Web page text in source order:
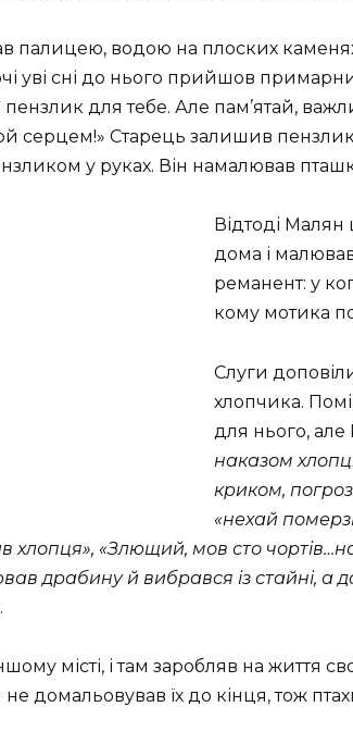
палицею, водою на плоских
уві сні до нього прийшов
для тебе. Але пам’ятай,
серцем!» Старець залишив
у руках. Він намалював
Відтоді Малян
дома і
реманент: у
кому мотика
Слуги
хлопчика.
для нього,
наказом
криком,
«нехай
хлопця», «Злющий, мов сто
драбину й вибрався із стайні, а
.
місті, і там заробляв на життя
домальовував їх до кінця, тож